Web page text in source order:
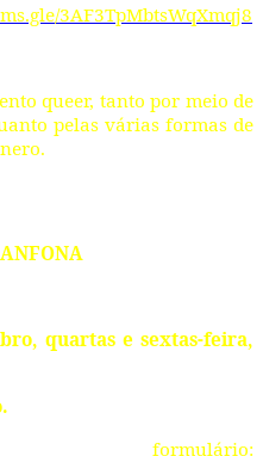
3AF3TpMbtsWqXmqj8
queer, tanto por meio de
pelas várias formas de
quartas e sextas-feira,